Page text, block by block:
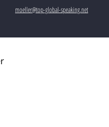
moeller@top-global-speaking.net